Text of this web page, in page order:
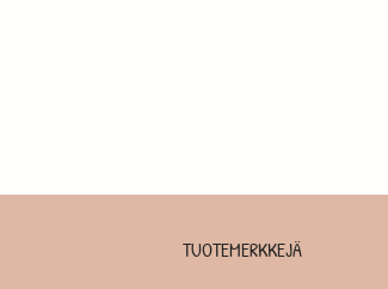
TUOTEMERKKEJÄ